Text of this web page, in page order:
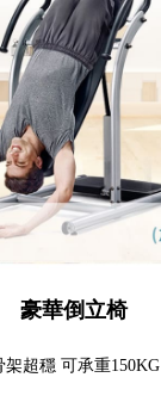
豪華倒立椅
架超穩 可承重150KG